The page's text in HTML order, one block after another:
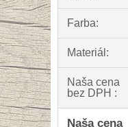
Farba:
Materiál:
Naša cena
bez DPH :
Naša cena